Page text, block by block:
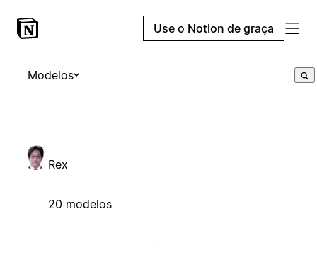
Use o Notion de graça
Modelos
Rex
20 modelos